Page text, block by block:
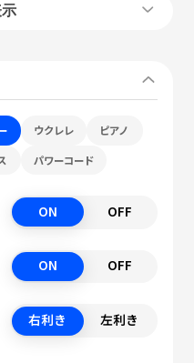
ウクレレ ピアノ
パワーコード
ON OFF
ON OFF
右利き 左利き